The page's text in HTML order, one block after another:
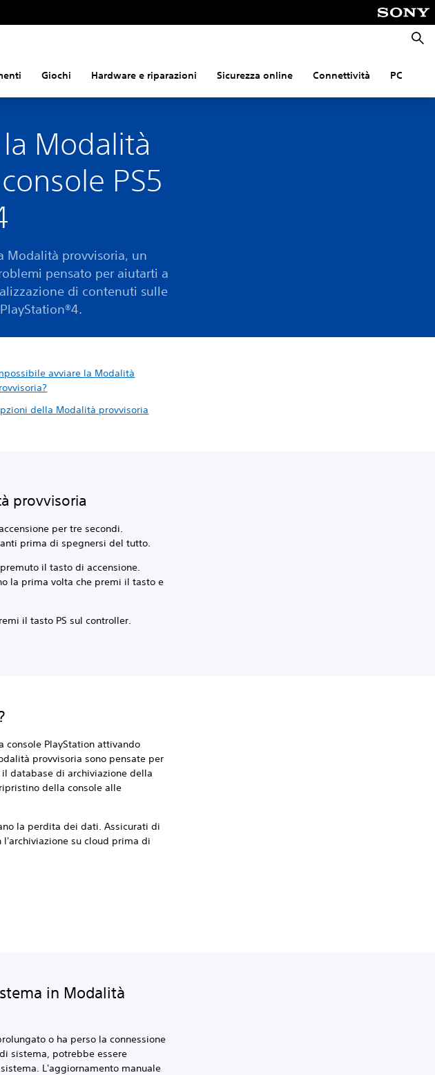
Cerca
Giochi Hardware e riparazioni Sicurezza online Connettività PC
Modalità
PS5
Modalità provvisoria, un
pensato per aiutarti a
di contenuti sulle
avviare la Modalità
della Modalità provvisoria
provvisoria
per tre secondi.
prima di spegnersi del tutto.
il tasto di accensione.
la prima volta che premi il tasto e
il tasto PS sul controller.
PlayStation attivando
provvisoria sono pensate per
database di archiviazione della
della console alle
la perdita dei dati. Assicurati di
l'archiviazione su cloud prima di
in Modalità
o ha perso la connessione
sistema, potrebbe essere
L'aggiornamento manuale